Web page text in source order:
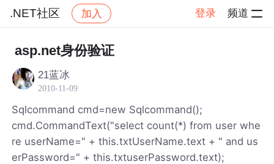
.NET社区 加入 登录 频道
.NET社区
asp.net身份验证
21蓝冰
2010-11-09
Sqlcommand cmd=new Sqlcommand();
cmd.CommandText("select count(*) from user whe
re userName=" + this.txtUserName.text + " and us
erPassword=" + this.txtuserPassword.text);